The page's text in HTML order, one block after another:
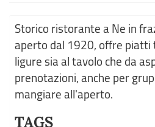
Storico ristorante a Ne in
aperto dal 1920, offre piatti
ligure sia al tavolo che da
prenotazioni, anche per
mangiare all'aperto.
TAGS